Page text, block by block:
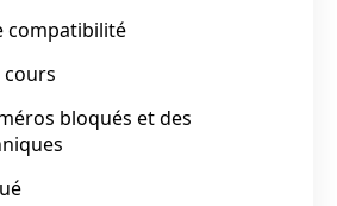
compatibilité
cours
bloqués et des